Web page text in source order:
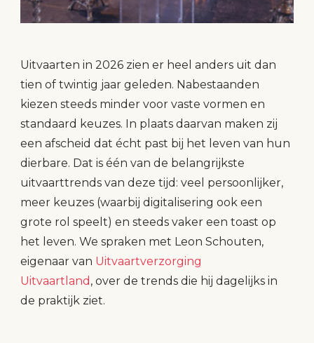
Uitvaarten in 2026 zien er heel anders uit dan
tien of twintig jaar geleden. Nabestaanden
kiezen steeds minder voor vaste vormen en
standaard keuzes. In plaats daarvan maken zij
een afscheid dat écht past bij het leven van hun
dierbare. Dat is één van de belangrijkste
uitvaarttrends van deze tijd: veel persoonlijker,
meer keuzes (waarbij digitalisering ook een
grote rol speelt) en steeds vaker een toast op
het leven. We spraken met Leon Schouten,
eigenaar van Uitvaartverzorging
Uitvaartland , over de trends die hij dagelijks in
de praktijk ziet.